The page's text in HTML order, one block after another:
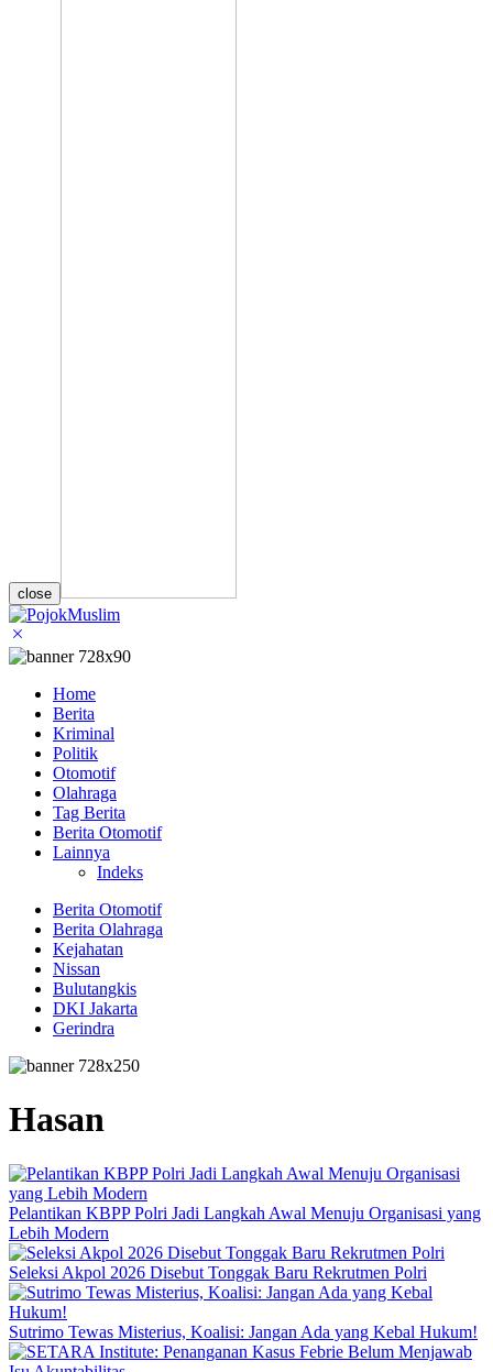
close
Home
Berita
Kriminal
Politik
Otomotif
Olahraga
Tag Berita
Berita Otomotif
Lainnya
Indeks
Berita Otomotif
Berita Olahraga
Kejahatan
Nissan
Bulutangkis
DKI Jakarta
Gerindra
Hasan
Pelantikan KBPP Polri Jadi Langkah Awal Menuju Organisasi yang
Lebih Modern
Seleksi Akpol 2026 Disebut Tonggak Baru Rekrutmen Polri
Sutrimo Tewas Misterius, Koalisi: Jangan Ada yang Kebal Hukum!